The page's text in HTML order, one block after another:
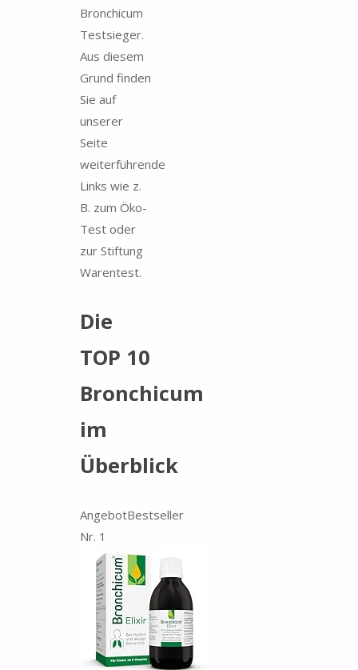
Bronchicum
Testsieger.
Aus diesem
Grund finden
Sie auf
unserer
Seite
weiterführende
Links wie z.
B. zum Öko-
Test oder
zur Stiftung
Warentest.
Die
TOP 10
Bronchicum
im
Überblick
AngebotBestseller
Nr. 1